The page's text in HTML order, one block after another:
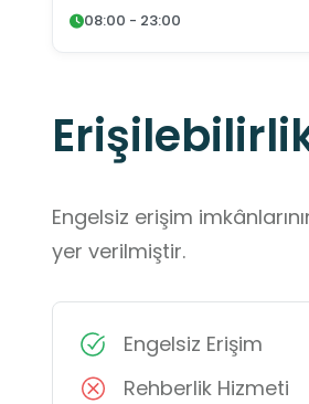
08:00 - 23:00
Engelsiz erişim
yer verilmiştir.
Engelsiz Erişim
Rehberlik Hizmeti